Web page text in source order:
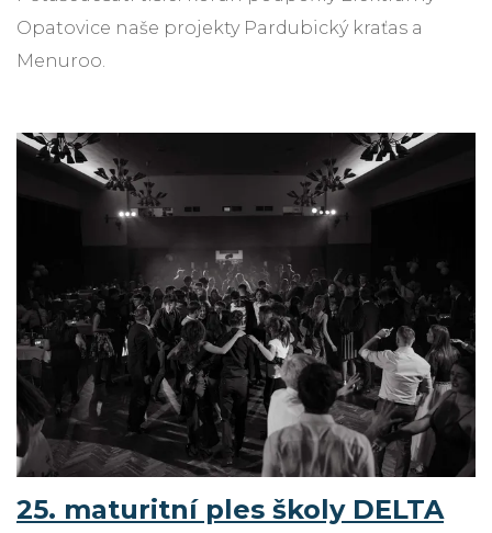
Opatovice naše projekty Pardubický kraťas a
Menuroo.
25. maturitní ples školy DELTA